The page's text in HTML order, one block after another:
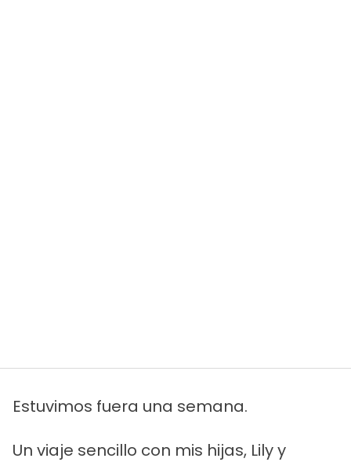
Estuvimos fuera una semana.
Un viaje sencillo con mis hijas, Lily y